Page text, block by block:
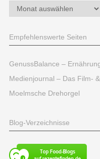
Archiv
Empfehlenswerte Seiten
GenussBalance –
Medienjournal – Das Film-
Moelmsche Drehorgel
Blog-Verzeichnisse